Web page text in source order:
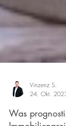
Vinzenz S.
24. Okt. 2023